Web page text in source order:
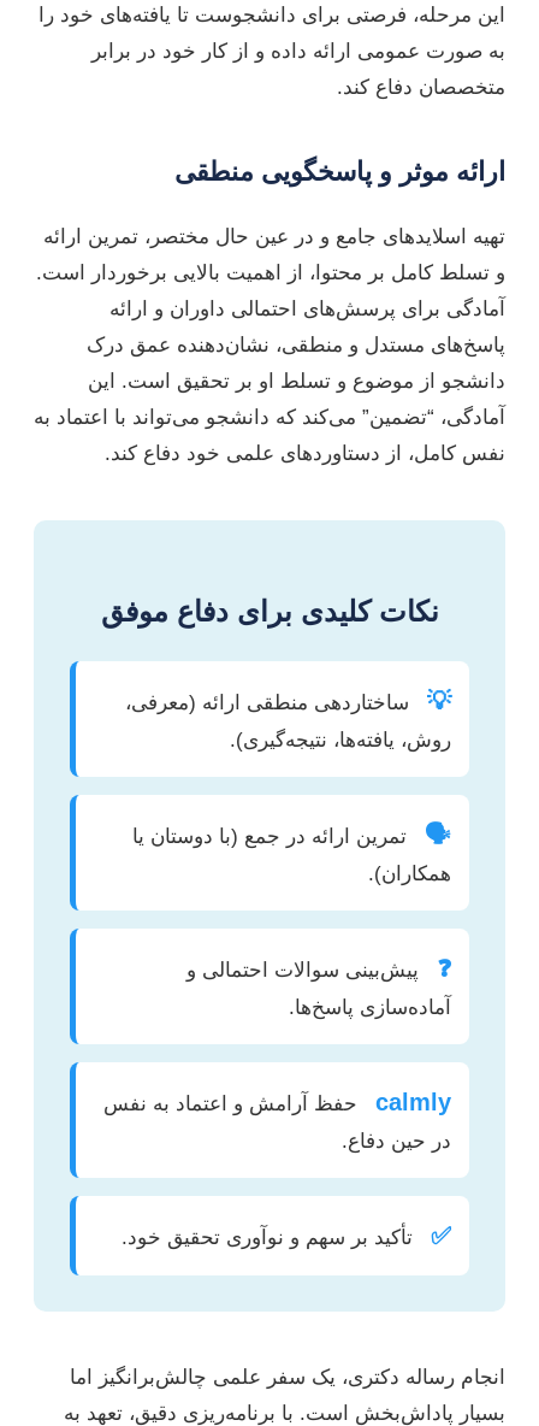
این مرحله، فرصتی برای دانشجوست تا یافته‌های خود را
به صورت عمومی ارائه داده و از کار خود در برابر
متخصصان دفاع کند.
ارائه موثر و پاسخگویی منطقی
تهیه اسلایدهای جامع و در عین حال مختصر، تمرین ارائه
و تسلط کامل بر محتوا، از اهمیت بالایی برخوردار است.
آمادگی برای پرسش‌های احتمالی داوران و ارائه
پاسخ‌های مستدل و منطقی، نشان‌دهنده عمق درک
دانشجو از موضوع و تسلط او بر تحقیق است. این
آمادگی، “تضمین” می‌کند که دانشجو می‌تواند با اعتماد به
نفس کامل، از دستاوردهای علمی خود دفاع کند.
نکات کلیدی برای دفاع موفق
💡
ساختاردهی منطقی ارائه (معرفی،
روش، یافته‌ها، نتیجه‌گیری).
🗣️
تمرین ارائه در جمع (با دوستان یا
همکاران).
❓
پیش‌بینی سوالات احتمالی و
آماده‌سازی پاسخ‌ها.
calmly
حفظ آرامش و اعتماد به نفس
در حین دفاع.
✅ تأکید بر سهم و نوآوری تحقیق خود.
انجام رساله دکتری، یک سفر علمی چالش‌برانگیز اما
بسیار پاداش‌بخش است. با برنامه‌ریزی دقیق، تعهد به